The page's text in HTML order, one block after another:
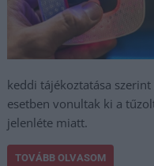
keddi tájékoztatása
esetben vonultak ki a
jelenléte miatt.
TOVÁBB OLVASOM